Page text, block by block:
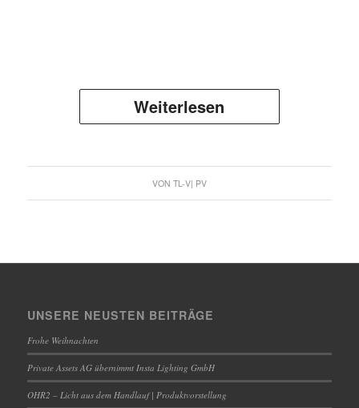
Weiterlesen
VON TL-V| PV
UNSERE NEUSTEN BEITRÄGE
Frohe Weihnachten
Private Assets AG übernimmt Insta Lighting GmbH
OHR2 – Licht aus dem Handlauf | Produktvorstellung